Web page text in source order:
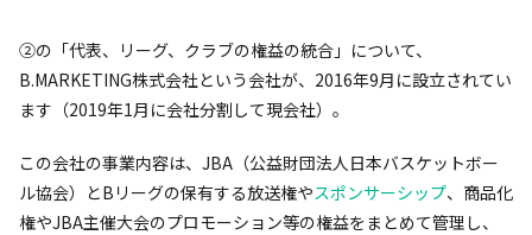
②の「代表、リーグ、クラブの権益の統合」について、
B.MARKETING株式会社という会社が、2016年9月に設立されてい
ます（2019年1月に会社分割して現会社）。
この会社の事業内容は、JBA（公益財団法人日本バスケットボー
ル協会）とBリーグの保有する放送権やスポンサーシップ、商品化
権やJBA主催大会のプロモーション等の権益をまとめて管理し、